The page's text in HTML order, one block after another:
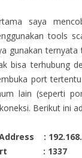
saya
tools
gunakan
bisa terhubung
port
lain (seperti
Berikut ini
:
: 1337